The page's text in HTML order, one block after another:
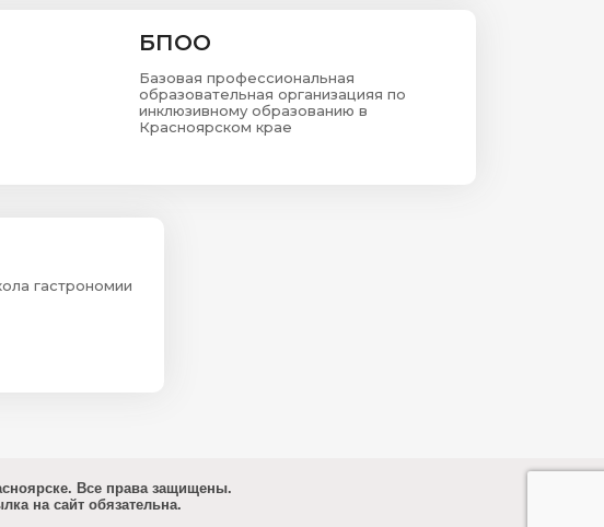
БПОО
Базовая профессиональная
образовательная организацияя по
инклюзивному образованию в
Красноярском крае
гастрономии
Все права защищены.
на сайт обязательна.